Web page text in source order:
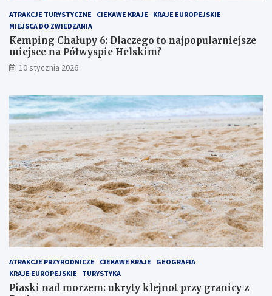
e
g
o
t
o
n
j
p
o
p
u
l
a
r
n
i
e
j
s
z
e
m
i
y
k
l
e
j
n
t
p
r
z
y
g
r
a
n
i
c
y
z
R
o
s
j
ATRAKCJE TURYSTYCZNE CIEKAWE KRAJE
KRAJE EUROPEJSKIE
MIEJSCA DO ZWIEDZANIA
Kemping Chałupy 6: Dlaczego to najpopularniejsze
miejsce na Półwyspie Helskim?
10 stycznia 2026
ATRAKCJE PRZYRODNICZE CIEKAWE KRAJE
GEOGRAFIA
KRAJE EUROPEJSKIE
TURYSTYKA
Piaski nad morzem: ukryty klejnot przy granicy z